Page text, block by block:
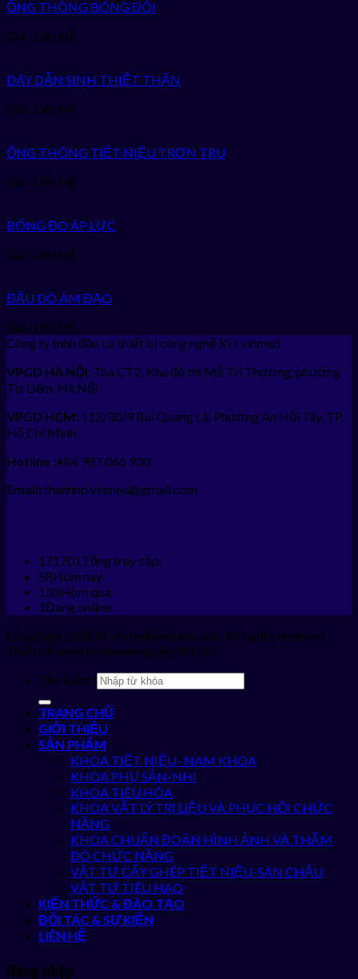
ỐNG THÔNG BÓNG ĐÔI
Giá : Liên Hệ
DÂY DẪN SINH THIẾT THẬN
Giá : Liên Hệ
ỐNG THÔNG TIẾT NIỆU TRƠN TRU
Giá : Liên Hệ
BÓNG ĐO ÁP LỰC
Giá : Liên Hệ
ĐẦU DÒ ÂM ĐẠO
Giá : Liên Hệ
Công ty tnhh đầu tư thiết bị công nghệ KH vinmed
VPGD HÀ NỘI: Tòa CT2, Khu đô thị Mễ Trì Thượng, phường
Từ Liêm, Hà Nội
VPGD HCM: 112/30/9 Bùi Quang Là, Phường An Hội Tây, TP.
Hồ Chí Minh
Hotline :+84 987 066 930
Email: thanhnd.vinmed@gmail.com
171701 Tổng truy cập:
58Hôm nay:
133Hôm qua:
1Đang online:
Copyright 2026 © vinmedvietnam.com. All rights reserved.
Thiết kế websie chuyên nghiệp bởi RT
Tìm kiếm:
TRANG CHỦ
GIỚI THIỆU
SẢN PHẨM
KHOA TIẾT NIỆU- NAM KHOA
KHOA PHỤ SẢN-NHI
KHOA TIÊU HÓA
KHOA VẬT LÝ TRỊ LIỆU VÀ PHỤC HỒI CHỨC
NĂNG
KHOA CHUẨN ĐOÁN HÌNH ẢNH VÀ THĂM
DÒ CHỨC NĂNG
VẬT TƯ CẤY GHÉP TIẾT NIỆU-SÀN CHẬU
VẬT TƯ TIÊU HAO
KIẾN THỨC & ĐÀO TẠO
ĐỐI TÁC & SỰ KIỆN
LIÊN HỆ
Đăng nhập